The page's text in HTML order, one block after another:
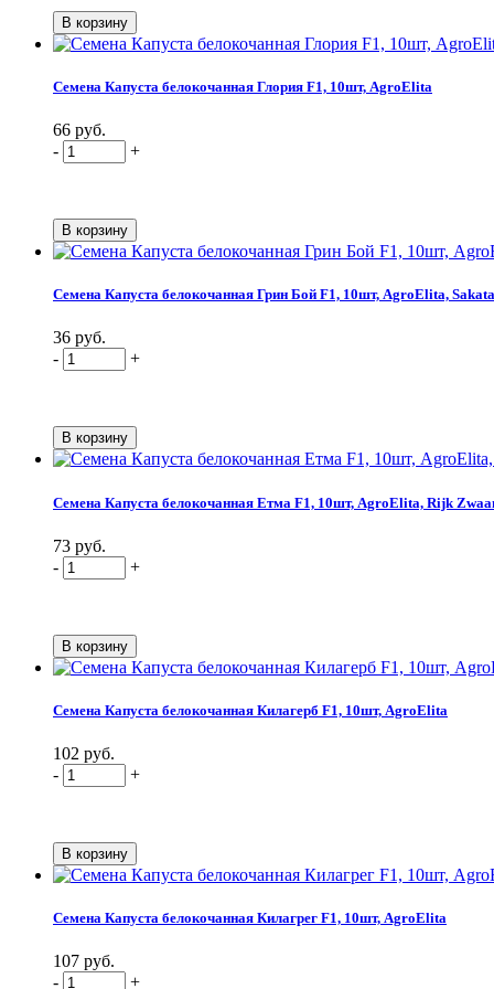
Семена Капуста белокочанная Глория F1, 10шт, AgroElita
66 руб.
-
+
Семена Капуста белокочанная Грин Бой F1, 10шт, AgroElita, Sakata
36 руб.
-
+
Семена Капуста белокочанная Етма F1, 10шт, AgroElita, Rijk
73 руб.
-
+
Семена Капуста белокочанная Килагерб F1, 10шт, AgroElita
102 руб.
-
+
Семена Капуста белокочанная Килагрег F1, 10шт, AgroElita
107 руб.
-
+